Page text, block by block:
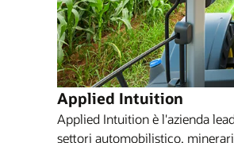
Applied Intuition
Applied Intuition è l'azienda
settori automobilistico,